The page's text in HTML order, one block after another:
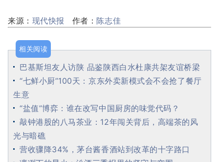
来源： 现代快报 作者： 陈志佳
相关阅读
巴基斯坦友人访陕 品鉴陕西白水杜康共架友谊桥梁
“七鲜小厨”100天：京东外卖新模式会不会抢了餐厅
生意
“盐值”博弈：谁在改写中国厨房的味觉代码？
敲钟港股的八马茶业：12年闯关背后，高端茶的风
光与暗礁
营收骤降34%，茅台酱香酒站到改革的十字路口